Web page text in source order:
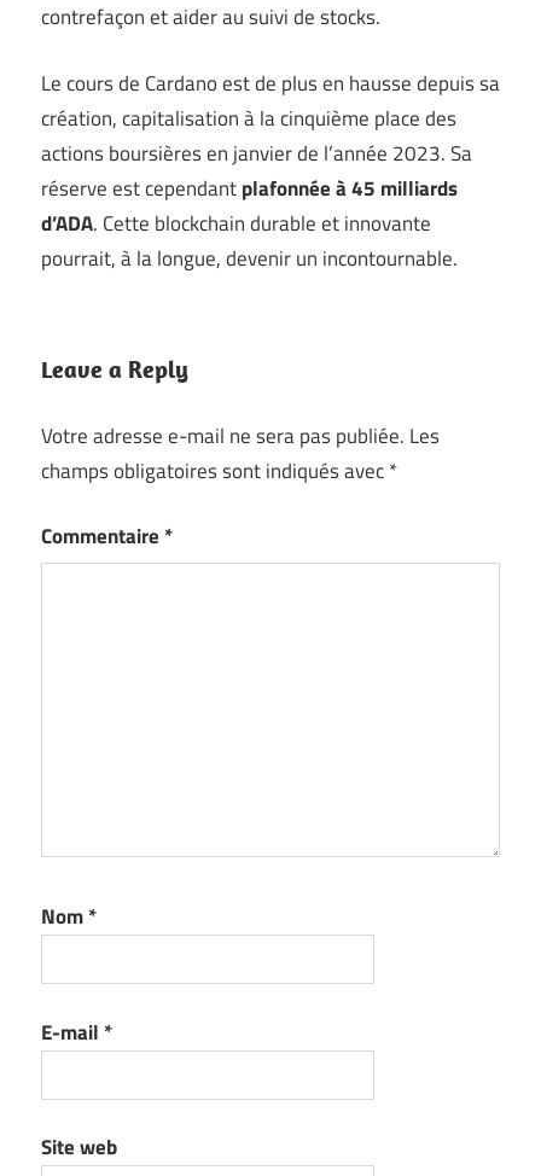
contrefaçon et aider au suivi de stocks.
Le cours de Cardano est de plus en hausse depuis sa
création, capitalisation à la cinquième place des
actions boursières en janvier de l’année 2023. Sa
réserve est cependantplafonnée à 45 milliards
d’ADA. Cette blockchain durable et innovante
pourrait, à la longue, devenir un incontournable.
Leave a Reply
Votre adresse e-mail ne sera pas publiée. Les
champs obligatoires sont indiqués avec*
Commentaire *
Nom*
E-mail *
Site web